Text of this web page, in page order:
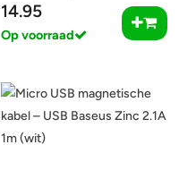
14.95
Op voorraad